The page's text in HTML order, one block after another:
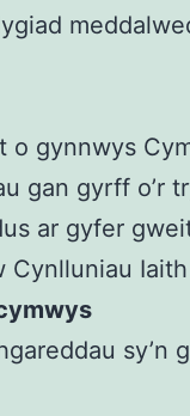
o gynnwys
gan gyrff o’r
ar gyfer
Cynlluniau
sy’n